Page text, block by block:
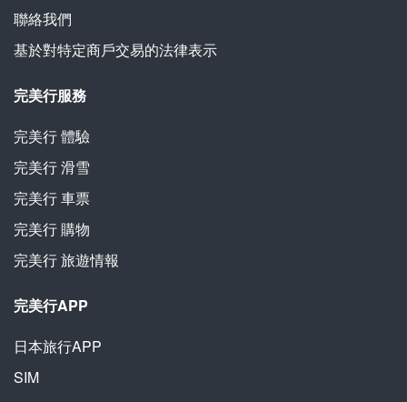
聯絡我們
基於對特定商戶交易的法律表示
完美行服務
完美行體驗
完美行滑雪
完美行車票
完美行購物
完美行旅遊情報
完美行APP
日本旅行APP
SIM